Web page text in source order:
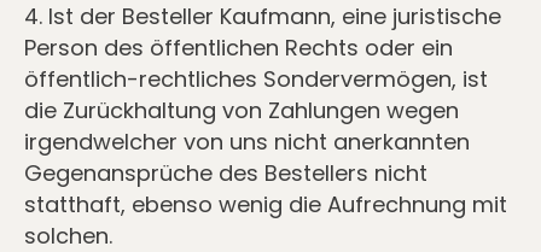
4. Ist der Besteller Kaufmann, eine juristische
Person des öffentlichen Rechts oder ein
öffentlich-rechtliches Sondervermögen, ist
die Zurückhaltung von Zahlungen wegen
irgendwelcher von uns nicht anerkannten
Gegenansprüche des Bestellers nicht
statthaft, ebenso wenig die Aufrechnung mit
solchen.